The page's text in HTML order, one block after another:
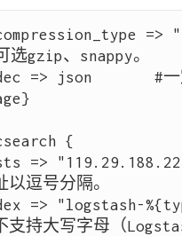
选gzip、snappy。
{
以逗号分隔。
支持大写字母（